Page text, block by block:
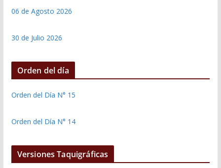
06 de Agosto 2026
30 de Julio 2026
Orden del día
Orden del Día N° 15
Orden del Día N° 14
Versiones Taquigráficas